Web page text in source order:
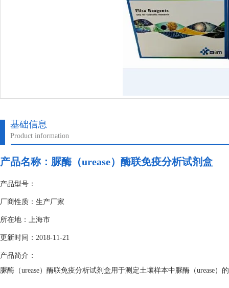
基础信息
Product information
产品名称： 脲酶（urease）酶联免疫分析试剂盒
产品型号：
厂商性质：生产厂家
所在地：上海市
更新时间：2018-11-21
产品简介：
脲酶（urease）酶联免疫分析试剂盒用于测定土壤样本中脲酶（urease）